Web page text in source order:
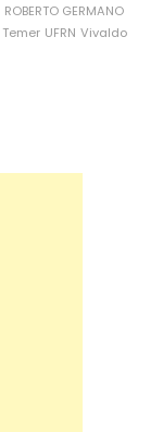
ROBERTO GERMANO
Temer UFRN Vivaldo